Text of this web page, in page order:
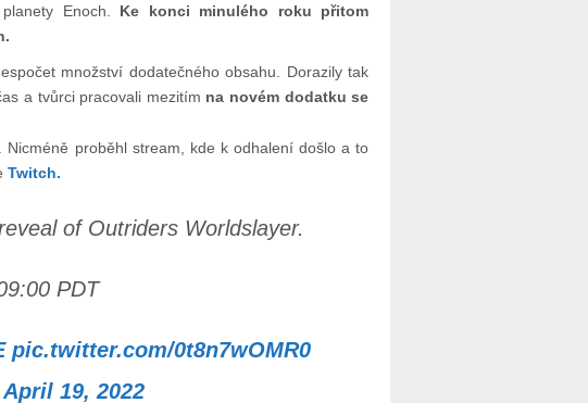
Enoch. Ke konci minulého roku přitom
množství dodatečného obsahu. Dorazily tak
a tvůrci pracovali mezitím na novém dodatku se
proběhl stream, kde k odhalení došlo a to
Twitch.
of Outriders Worldslayer.
PDT
pic.twitter.com/0t8n7wOMR0
April 19, 2022